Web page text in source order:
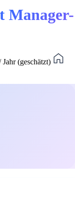
Manager-
(geschätzt)